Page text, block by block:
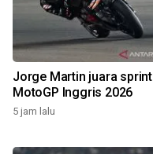
Jorge Martin juara sprint
MotoGP Inggris 2026
5 jam lalu